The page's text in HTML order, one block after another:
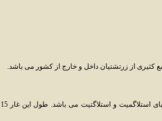
کثیری از زرتشتیان داخل و خارج از کشور می باشد.
غار شگفت یزدان : در 50 کیلومتری عقدا واقع و دارای ستونهای زیبای استلاگمیت و استلاگتیت می باشد. طول این غار 15